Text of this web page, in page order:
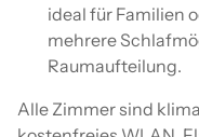
ideal für Familien
mehrere
Raumaufteilung.
Alle Zimmer sind